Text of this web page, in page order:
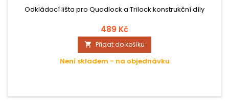
Odkládací lišta pro Quadlock a Trilock konstrukční díly
489 Kč
 Přidat do košíku
Není skladem - na objednávku